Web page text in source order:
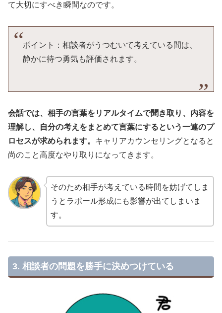
て大切にすべき瞬間なのです。
ポイント：相談者がうつむいて考えている間は、
静かに待つ勇気も評価されます。
会話では、相手の言葉をリアルタイムで聞き取り、内容を
理解し、自分の考えをまとめて言葉にするという一連のプ
ロセスが求められます。 キャリアカウンセリングとなると
尚のこと高度なやり取りになってきます。
そのため相手が考えている時間を妨げてしま
うとラポール形成にも影響が出てしまいま
す。
3. 相談者の問題を勝手に決めつけている